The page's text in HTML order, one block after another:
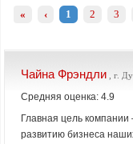
« ‹ 1 2 3
Чайна Фрэндли , г.
Средняя оценка: 4.9
Главная цель компании
развитию бизнеса